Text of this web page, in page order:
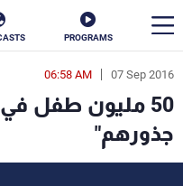
PROGRAMS
07 Sep 2016
06:58 AM
50 مليون طفل
جذورهم"
en
الأخبار
سياسة